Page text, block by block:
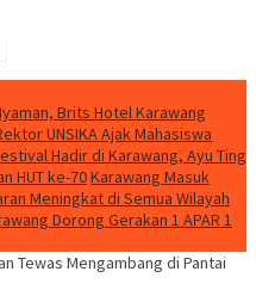
Brits Hotel Karawang
UNSIKA Ajak Mahasiswa
Hadir di Karawang, Ayu Ting
HUT ke-70Karawang Masuk
Meningkat di Semua Wilayah
Dorong Gerakan 1 APAR 1
Tewas Mengambang di Pantai